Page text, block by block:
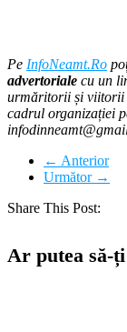
Pe InfoNeamt.Ro
advertoriale cu un
urmăritorii și viitorii
cadrul organizației
← Anterior
Următor →
Share This Post:
Ar putea să-